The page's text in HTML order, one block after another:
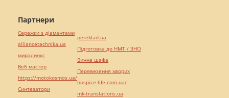
Партнери
Сережки з діамантами
alliancetechnika.ua
миралинкс
Веб мастер
https://motokosmos.ua/
Синтезатори
pereklad.ua
Підготовка до НМТ / ЗНО
Винна шафа
Перевезення хворих
hospice-life.com.ua/
mk-translations.ua